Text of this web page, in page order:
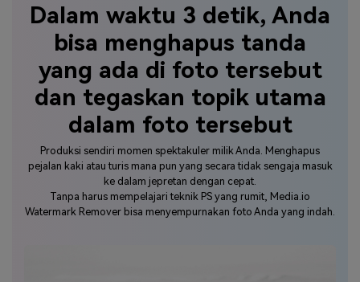
Dalam waktu 3 detik, Anda
bisa menghapus tanda
yang ada di foto tersebut
dan tegaskan topik utama
dalam foto tersebut
Produksi sendiri momen spektakuler milik Anda. Menghapus
pejalan kaki atau turis mana pun yang secara tidak sengaja masuk
ke dalam jepretan dengan cepat.
Tanpa harus mempelajari teknik PS yang rumit, Media.io
Watermark Remover bisa menyempurnakan foto Anda yang indah.